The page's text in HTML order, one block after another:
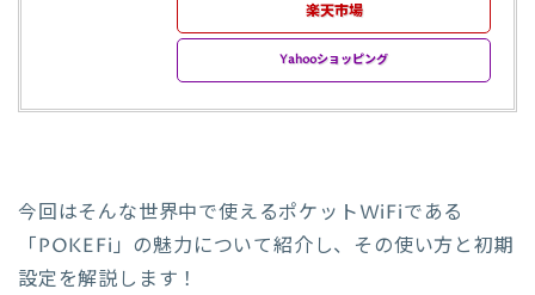
楽天市場
Yahooショッピング
今回はそんな世界中で使えるポケットWiFiである
「POKEFi」の魅力について紹介し、その使い方と初期
設定を解説します！